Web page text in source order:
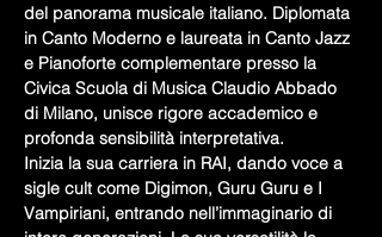
del panorama musicale italiano. Diplomata
in Canto Moderno e laureata in Canto Jazz
e Pianoforte complementare presso la
Civica Scuola di Musica Claudio Abbado
di Milano, unisce rigore accademico e
profonda sensibilità interpretativa.
Inizia la sua carriera in RAI, dando voce a
sigle cult come Digimon, Guru Guru e I
Vampiriani, entrando nell’immaginario di